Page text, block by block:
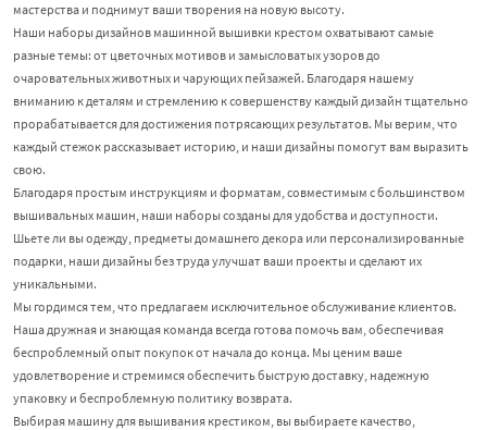
мастерства и поднимут ваши творения на новую высоту.
Наши наборы дизайнов машинной вышивки крестом охватывают самые
разные темы: от цветочных мотивов и замысловатых узоров до
очаровательных животных и чарующих пейзажей. Благодаря нашему
вниманию к деталям и стремлению к совершенству каждый дизайн тщательно
прорабатывается для достижения потрясающих результатов. Мы верим, что
каждый стежок рассказывает историю, и наши дизайны помогут вам выразить
свою.
Благодаря простым инструкциям и форматам, совместимым с большинством
вышивальных машин, наши наборы созданы для удобства и доступности.
Шьете ли вы одежду, предметы домашнего декора или персонализированные
подарки, наши дизайны без труда улучшат ваши проекты и сделают их
уникальными.
Мы гордимся тем, что предлагаем исключительное обслуживание клиентов.
Наша дружная и знающая команда всегда готова помочь вам, обеспечивая
беспроблемный опыт покупок от начала до конца. Мы ценим ваше
удовлетворение и стремимся обеспечить быструю доставку, надежную
упаковку и беспроблемную политику возврата.
Выбирая машину для вышивания крестиком, вы выбираете качество,